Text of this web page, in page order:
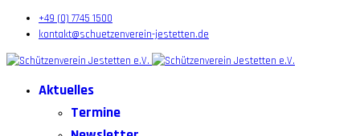
+49 (0) 7745 1500
kontakt@schuetzenverein-jestetten.de
Aktuelles
Termine